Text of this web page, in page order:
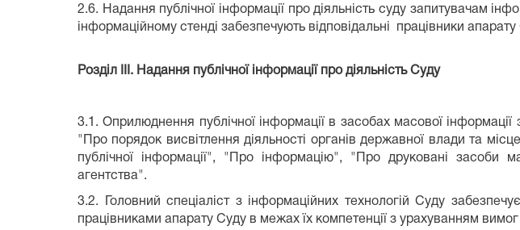
2.6. Надання публічної інформації про діяльність суду запитувачам
інформаційному стенді забезпечують відповідальні працівники
Розділ ІІІ. Надання публічної інформації про діяльність Суду
3.1. Оприлюднення публічної інформації в засобах масової інформації
"Про порядок висвітлення діяльності органів державної влади та
публічної інформації", "Про інформацію", "Про друковані засоби
агентства".
3.2. Головний спеціаліст з інформаційних технологій Суду
працівниками апарату Суду в межах їх компетенції з урахуванням